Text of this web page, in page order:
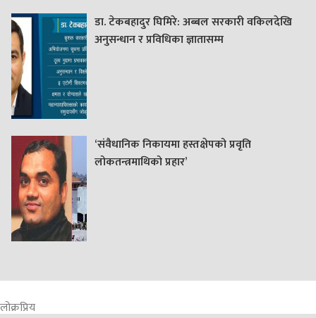
डा. टेकबहादुर घिमिरे: अब्बल सरकारी वकिलदेखि
अनुसन्धान र प्रविधिका ज्ञातासम्म
‘संवैधानिक निकायमा हस्तक्षेपको प्रवृति
लोकतन्त्रमाथिको प्रहार’
लोक्रप्रिय